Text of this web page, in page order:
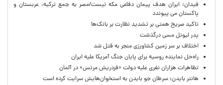
فیدان: ایران هدف پیمان دفاعی مکه نیست/مصر به جمع ترکیه، عربستان و
پاکستان می پیوندد
تاکید صریح همتی بر تشدید نظارت بر بانک‌ها
پدر لیونل مسی درگذشت
اختلاف بر سر زمین کشاورزی منجر به قتل شد
راه‌حل نماینده روسیه برای پایان جنگ آمریکا علیه ایران
تظاهرات هزاران نفری علیه دولت «فردریش مرتس» در آلمان
هانتر بایدن: سرطان جو بایدن به استخوان‌هایش سرایت کرده است